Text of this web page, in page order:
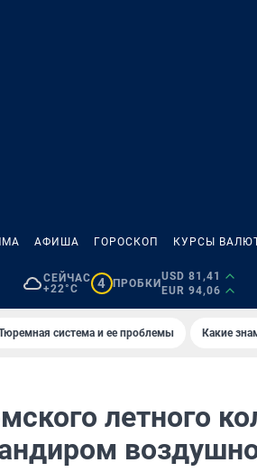
АФИША ГОРОСКОП КУРСЫ
СЕЙЧАС
+22°C
4 ПРОБКИ
USD 81,41
EUR 94,06
система и ее проблемы Какие
летного